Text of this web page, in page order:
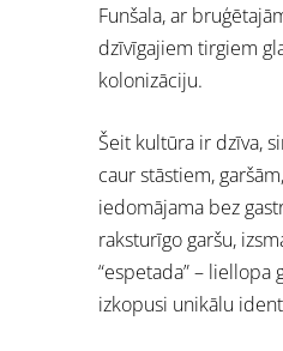
Funšala, ar
dzīvīgajiem tirgiem
kolonizāciju.
Šeit kultūra ir dzīva,
caur stāstiem,
iedomājama bez
raksturīgo garšu,
“espetada” – liellopa
izkopusi unikālu